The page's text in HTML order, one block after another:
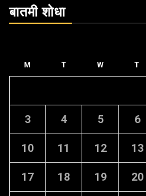
बातमी शोधा
M T W T
3 4 5 6
10 11 12 13
17 18 19 20